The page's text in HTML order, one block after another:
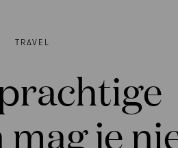
TRAVEL
je